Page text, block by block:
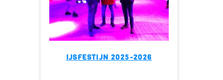
IJSFESTIJN 2025-2026